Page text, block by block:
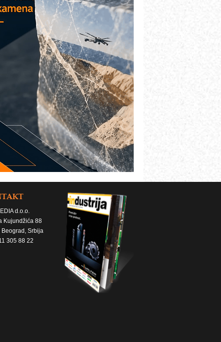
d.o.o.
Kujundžića 88
Beograd, Srbija
305 88 22